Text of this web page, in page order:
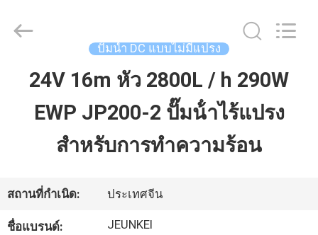
บ้าน
เกี่ยว
กับ
Junqi
International
Reserved.
ปั๊มน้ำ DC แบบไม่มีแปรง
24V 16m หัว 2800L / h 290W
EWP JP200-2 ปั๊มน้ําไร้แปรง
สําหรับการทําความร้อน
สถานที่กำเนิด: ประเทศจีน
ชื่อแบรนด์: JEUNKEI